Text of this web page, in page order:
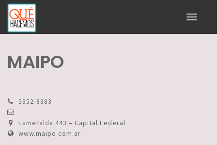
Toggle
MAIPO
5352-8383
Esmeralda 443 – Capital Federal
www.maipo.com.ar